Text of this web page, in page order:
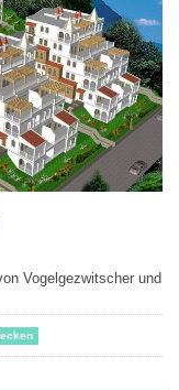
Vogelgezwitscher und